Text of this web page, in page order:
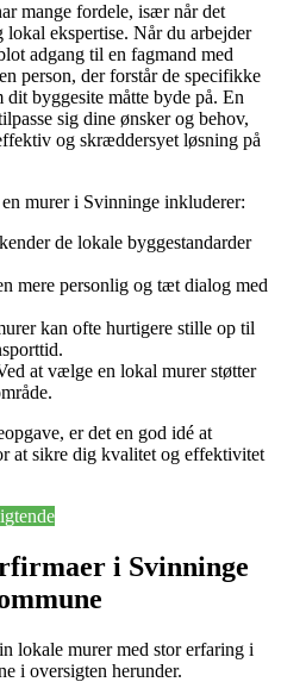
mange fordele, især når det
ekspertise. Når du arbejder
adgang til en fagmand med
person, der forstår de specifikke
byggesite måtte byde på. En
sig dine ønsker og behov,
og skræddersyet løsning på
murer i Svinninge inkluderer:
de lokale byggestandarder
mere personlig og tæt dialog med
kan ofte hurtigere stille op til
at vælge en lokal murer støtter
er det en god idé at
at sikre dig kvalitet og effektivitet
i Svinninge
lokale murer med stor erfaring i
i oversigten herunder.